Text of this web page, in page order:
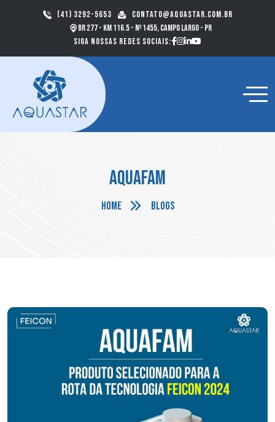
(41) 3292-5653
contato@aquastar.com.br
BR 277 - km 116.5 - nº 1455, Campo Largo - PR
Siga nossas redes sociais:
Aquafam
Home Blogs